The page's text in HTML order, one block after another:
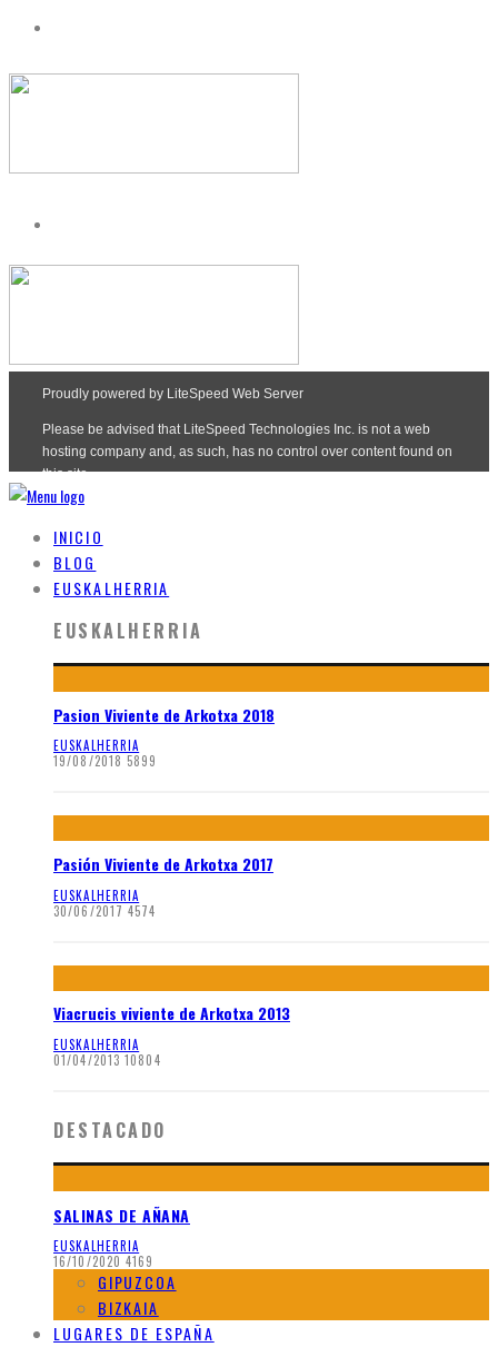
INICIO
BLOG
EUSKALHERRIA
EUSKALHERRIA
Pasion Viviente de Arkotxa 2018
EUSKALHERRIA
19/08/2018 5899
Pasión Viviente de Arkotxa 2017
EUSKALHERRIA
30/06/2017 4574
Viacrucis viviente de Arkotxa 2013
EUSKALHERRIA
01/04/2013 10804
DESTACADO
SALINAS DE AÑANA
EUSKALHERRIA
16/10/2020 4169
GIPUZCOA
BIZKAIA
LUGARES DE ESPAÑA